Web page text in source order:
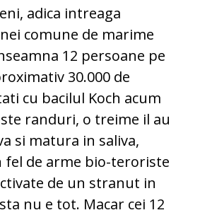
adica intreaga
comune de marime
12 persoane pe
30.000 de
cu bacilul Koch acum
randuri, o treime il au
si matura in saliva,
fel de arme bio-teroriste
de un stranut in
nu e tot. Macar cei 12